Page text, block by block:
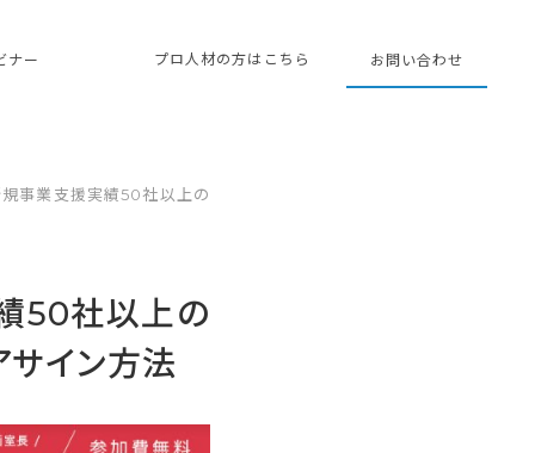
ナー プロ人材の方はこちら お問い合わせ
事業支援実績50社以上の
50社以上の
イン方法